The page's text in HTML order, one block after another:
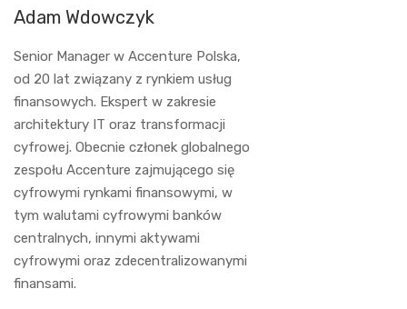
Adam Wdowczyk
Senior Manager w Accenture Polska,
od 20 lat związany z rynkiem usług
finansowych. Ekspert w zakresie
architektury IT oraz transformacji
cyfrowej. Obecnie członek globalnego
zespołu Accenture zajmującego się
cyfrowymi rynkami finansowymi, w
tym walutami cyfrowymi banków
centralnych, innymi aktywami
cyfrowymi oraz zdecentralizowanymi
finansami.